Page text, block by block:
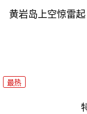
黄岩岛上空惊雷
最热